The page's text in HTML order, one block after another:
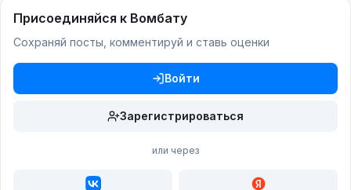
Присоединяйся к Вомбату
Сохраняй посты, комментируй и ставь оценки
Войти
Зарегистрироваться
или через